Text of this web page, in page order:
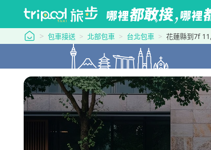
tripool 旅步
包車接送 北部包車 台北包車 花蓮縣到7f